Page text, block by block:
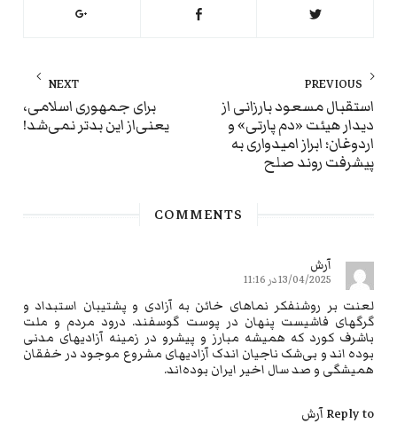
راهبری
نوشته
PREVIOUS
Previous
post:
استقبال مسعود بارزانی از
دیدار هیئت «دم پارتی» و
اردوغان؛ ابراز امیدواری به
پیشرفت روند صلح
NEXT
برای جمهوری اسلامی،
یعنی‌از این بدتر نمی‌شد!
COMMENTS
آرش
13/04/2025 در 11:16
لعنت بر روشنفکر نماهای خائن به آزادی و پشتیبان استبداد و
گرگهای فاشیست پنهان در پوست گوسفند. درود مردم و ملت
باشرف کورد که همیشه مبارز و پیشرو در زمینه آزادیهای مدنی
بوده اند و بی‌شک ناجیان اندک آزادیهای مشروع موجود در خفقان
همیشگی و صد سال اخیر ایران بوده‌اند.
Reply to آرش